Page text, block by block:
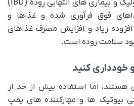
هایی مانند اختلالات متابولیک و بیماری های التهابی روده (IBD)
فوق فرآوری شده و غذاها و
زیاد و افزایش مصرف غذاهای
سلامت روده است.
خودداری کنید
هستند، اما استفاده بیش از حد از
بیوتیک ها و مهارکننده های پمپ